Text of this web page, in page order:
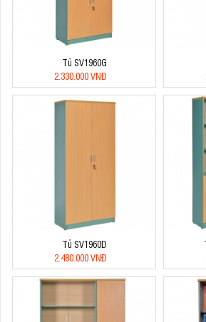
Tủ SV1960G
2.330.000 VNĐ
Tủ SV1960D
2.480.000 VNĐ